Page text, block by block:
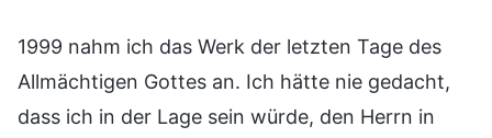
1999 nahm ich das Werk der letzten Tage des
Allmächtigen Gottes an. Ich hätte nie gedacht,
dass ich in der Lage sein würde, den Herrn in